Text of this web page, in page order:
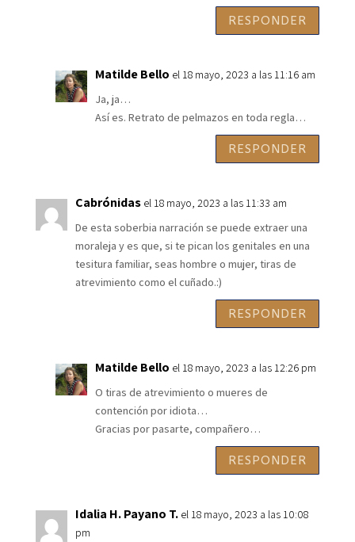
RESPONDER
Matilde Bello el 18 mayo, 2023 a las 11:16 am
Ja, ja…
Así es. Retrato de pelmazos en toda regla…
RESPONDER
Cabrónidas el 18 mayo, 2023 a las 11:33 am
De esta soberbia narración se puede extraer una
moraleja y es que, si te pican los genitales en una
tesitura familiar, seas hombre o mujer, tiras de
atrevimiento como el cuñado.:)
RESPONDER
Matilde Bello el 18 mayo, 2023 a las 12:26 pm
O tiras de atrevimiento o mueres de
contención por idiota…
Gracias por pasarte, compañero…
RESPONDER
Idalia H. Payano T. el 18 mayo, 2023 a las 10:08
pm